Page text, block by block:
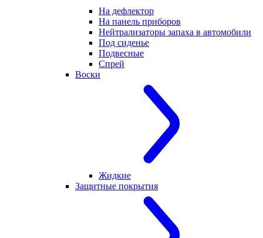
На дефлектор
На панель приборов
Нейтрализаторы запаха в автомобили
Под сиденье
Подвесные
Спрей
Воски
Жидкие
Защитные покрытия